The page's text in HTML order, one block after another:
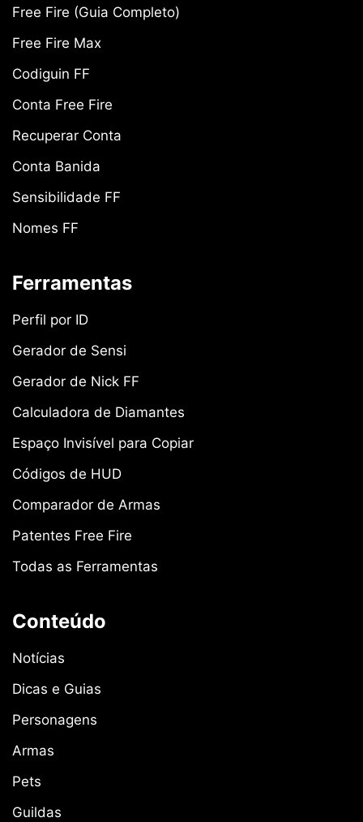
Free Fire (Guia Completo)
Free Fire Max
Codiguin FF
Conta Free Fire
Recuperar Conta
Conta Banida
Sensibilidade FF
Nomes FF
Ferramentas
Perfil por ID
Gerador de Sensi
Gerador de Nick FF
Calculadora de Diamantes
Espaço Invisível para Copiar
Códigos de HUD
Comparador de Armas
Patentes Free Fire
Todas as Ferramentas
Conteúdo
Notícias
Dicas e Guias
Personagens
Armas
Pets
Guildas